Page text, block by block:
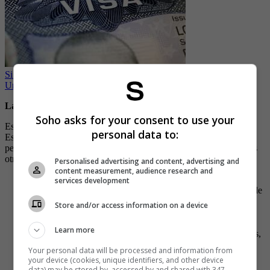
Si su visa americana está por expirar, la embajada de Estados
Unidos hace importante recomendación
La visa de turista B2
Esta visa es ideal para cualquier persona que desee visitar los
Estados Unidos por más de 90 días y también es utilizada por
personas que necesitan viajar para recibir servicios médicos o estas
otras opciones:
Visitar parientes en el país;
Asistir a un evento cultural, deportivo, musical o participar de
forma voluntaria;
Visitas turísticas, visitar monumentos, explorar parques
nacionales, descubrir sitios históricos, etc. ;
Conozca la cultura estadounidense, aprenda buenos modales,
Emprender un viaje por carretera de varias semanas;
Camping en la naturaleza;
Soho asks for your consent to use your
personal data to:
Personalised advertising and content, advertising and
content measurement, audience research and
services development
Store and/or access information on a device
Learn more
Your personal data will be processed and information from
your device (cookies, unique identifiers, and other device